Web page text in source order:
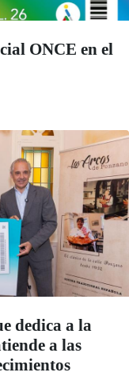
ONCE en el
dedica a la
a las